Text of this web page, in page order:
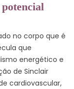
no corpo que é
que
energético e
de Sinclair
cardiovascular,